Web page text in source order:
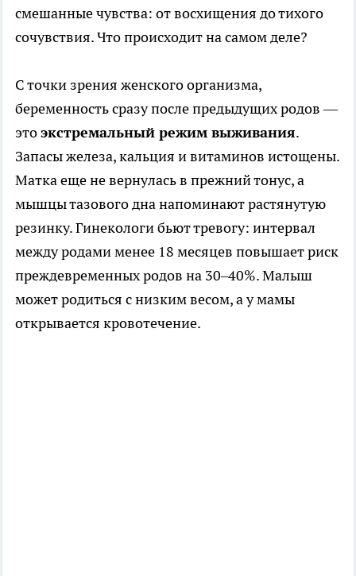
смешанные чувства: от восхищения до тихого
сочувствия. Что происходит на самом деле?
С точки зрения женского организма,
беременность сразу после предыдущих родов —
этоэкстремальный режим выживания.
Запасы железа, кальция и витаминов истощены.
Матка еще не вернулась в прежний тонус, а
мышцы тазового дна напоминают растянутую
резинку. Гинекологи бьют тревогу: интервал
между родами менее 18 месяцев повышает риск
преждевременных родов на 30–40%. Малыш
может родиться с низким весом, а у мамы
открывается кровотечение.